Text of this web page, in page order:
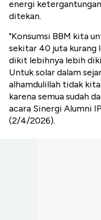
energi
ditekan.
"Konsumsi BBM kita
sekitar 40 juta kurang
dikit lebihnya lebih
Untuk solar dalam
alhamdulillah tidak
karena semua sudah
acara Sinergi Alumni
(2/4/2026).